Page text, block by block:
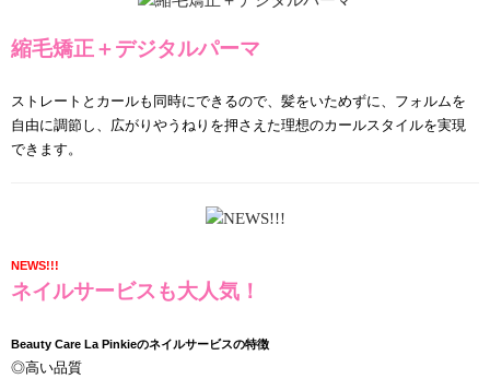
縮毛矯正＋デジタルパーマ
ストレートとカールも同時にできるので、髪をいためずに、フォルムを
自由に調節し、広がりやうねりを押さえた理想のカールスタイルを実現
できます。
NEWS!!!
ネイルサービスも大人気！
Beauty Care La Pinkieのネイルサービスの特徴
◎高い品質